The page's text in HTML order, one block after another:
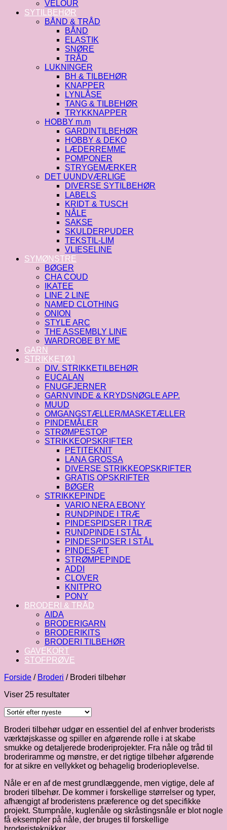
VELOUR
SYTILBEHØR
BÅND & TRÅD
BÅND
ELASTIK
SNØRE
TRÅD
LUKNINGER
BH & TILBEHØR
KNAPPER
LYNLÅSE
TANG & TILBEHØR
TRYKKNAPPER
HOBBY m.m
GARDINTILBEHØR
HOBBY & DEKO
LÆDERREMME
POMPONER
STRYGEMÆRKER
DET UUNDVÆRLIGE
DIVERSE SYTILBEHØR
LABELS
KRIDT & TUSCH
NÅLE
SAKSE
SKULDERPUDER
TEKSTIL-LIM
VLIESELINE
SYMØNSTRE
BØGER
CHA COUD
IKATEE
LINE 2 LINE
NAMED CLOTHING
ONION
STYLE ARC
THE ASSEMBLY LINE
WARDROBE BY ME
GARN
STRIKKETØJ
DIV. STRIKKETILBEHØR
EUCALAN
FNUGFJERNER
GARNVINDE & KRYDSNØGLE APP.
MUUD
OMGANGSTÆLLER/MASKETÆLLER
PINDEMÅLER
STRØMPESTOP
STRIKKEOPSKRIFTER
PETITEKNIT
LANA GROSSA
DIVERSE STRIKKEOPSKRIFTER
GRATIS OPSKRIFTER
BØGER
STRIKKEPINDE
VARIO NERA EBONY
RUNDPINDE I TRÆ
PINDESPIDSER I TRÆ
RUNDPINDE I STÅL
PINDESPIDSER I STÅL
PINDESÆT
STRØMPEPINDE
ADDI
CLOVER
KNITPRO
PONY
BRODERI & TRÅD
AIDA
BRODERIGARN
BRODERIKITS
BRODERI TILBEHØR
GAVEKORT
STOFPRØVE
Forside / Broderi /Broderi tilbehør
Viser 25 resultaterSorteret
seneste
Broderi tilbehør udgør en essentiel del af enhver broderists
værktøjskasse og spiller en afgørende rolle i at skabe
smukke og detaljerede broderiprojekter. Fra nåle og tråd til
broderiramme og mønstre, er det rigtige tilbehør afgørende
for at sikre en vellykket og behagelig broderioplevelse.
Nåle er en af de mest grundlæggende, men vigtige, dele af
broderi tilbehør. De kommer i forskellige størrelser og typer,
afhængigt af broderistens præference og det specifikke
projekt. Stumpnåle, kuglenåle og skråstingsnåle er blot nogle
få eksempler på nåle, der bruges til forskellige